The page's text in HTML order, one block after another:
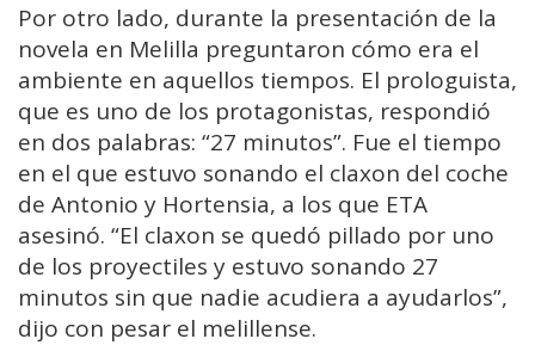
Por otro lado, durante la presentación de la
novela en Melilla preguntaron cómo era el
ambiente en aquellos tiempos. El prologuista,
que es uno de los protagonistas, respondió
en dos palabras: “27 minutos”. Fue el tiempo
en el que estuvo sonando el claxon del coche
de Antonio y Hortensia, a los que ETA
asesinó. “El claxon se quedó pillado por uno
de los proyectiles y estuvo sonando 27
minutos sin que nadie acudiera a ayudarlos”,
dijo con pesar el melillense.